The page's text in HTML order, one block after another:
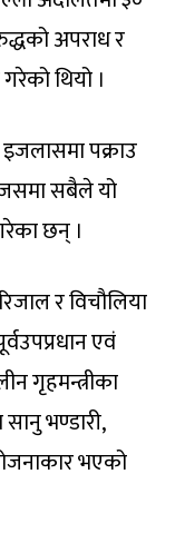
अपराध र
थियो ।
इजलासमा पक्राउ
सबैले यो
छन् ।
र विचौलिया
एवं
गृहमन्त्रीका
भण्डारी,
भएको